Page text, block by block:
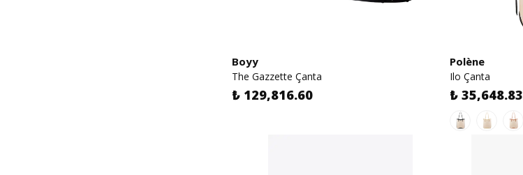
Boyy
The Gazzette Çanta
₺ 129,816.60
Polène
Ilo Çanta
₺ 35,648.83